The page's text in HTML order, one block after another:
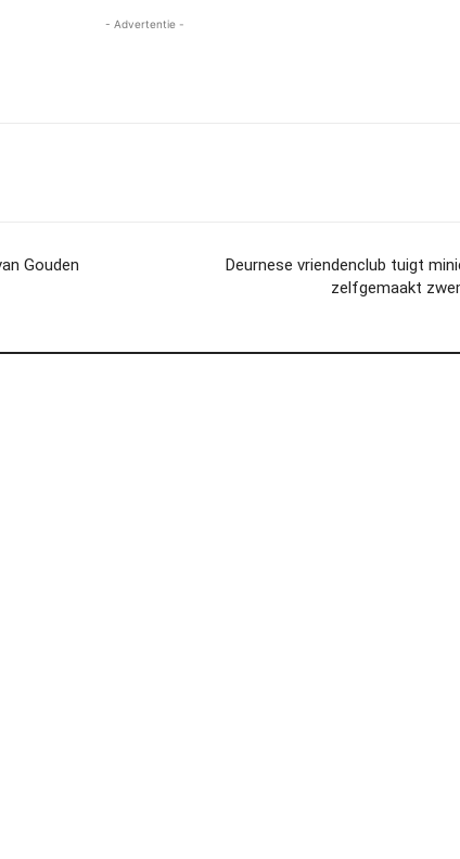
- Advertentie -
Gouden
Deurnese vriendenclub tuigt
zelfgemaakt